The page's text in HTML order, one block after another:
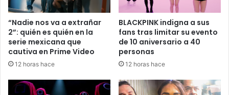
e
J
a
p
ó
n
;
d
e
a
e
t
“Nadie nos va a extrañar
2”: quién es quién en la
serie mexicana que
cautiva en Prime Video
12 horas hace
BLACKPINK indigna a sus
fans tras limitar su evento
de 10 aniversario a 40
personas
12 horas hace